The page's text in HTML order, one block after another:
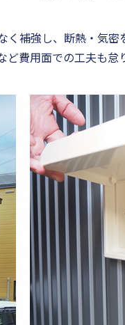
補強し、断熱・気
費用面での工夫も怠